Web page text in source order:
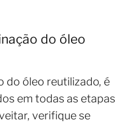
do óleo
do óleo reutilizado, é
em todas as etapas
verifique se